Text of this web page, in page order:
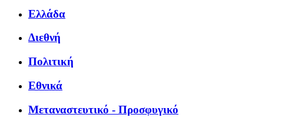
Ελλάδα
Διεθνή
Πολιτική
Εθνικά
Μεταναστευτικό - Προσφυγικό